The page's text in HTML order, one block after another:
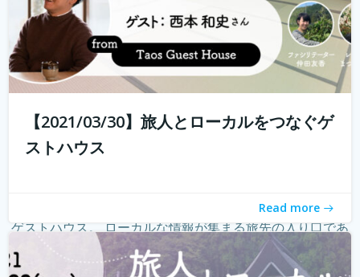
【2021/03/30】旅人とローカルをつなぐゲ
ストハウス
Read more
ゲストハウス。 ローカルな情報が集まる旅先の入り口であ
り、自分とは異なる価値観の人と気軽に出会える交流の
場。 しかし、コロナウィルスの影響で、交流できるゲスト